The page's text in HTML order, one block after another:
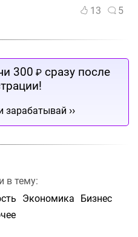
13 5
300 ₽ сразу после
зарабатывай ››
в тему:
Экономика
Бизнес